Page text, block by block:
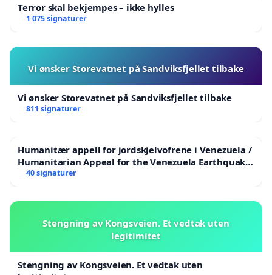
Terror skal bekjempes – ikke hylles
1 075 signaturer
Vi ønsker Storevatnet på Sandviksfjellet tilbake
Vi ønsker Storevatnet på Sandviksfjellet tilbake
811 signaturer
Humanitær appell for jordskjelvofrene i Venezuela /
Humanitarian Appeal for the Venezuela Earthquake
Victims
40 signaturer
Stengning av Kongsveien. Et vedtak uten
legitimitet
Stengning av Kongsveien. Et vedtak uten